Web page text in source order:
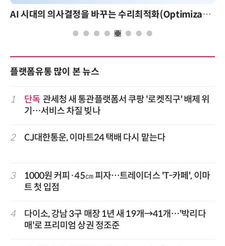
AI 시대의 의사결정을 바꾸는 수리최적화(Optimization): 실제 산업 적용 사례와 활용 전략
플랫폼유통 많이 본 뉴스
1 단독 관세청 새 통관플랫폼서 쿠팡 '로켓직구' 배제 위
기…서비스 차질 빚나
2 CJ대한통운, 이마트24 택배 다시 맡는다
3
1000원 커피·45㎝ 피자…트레이더스 'T-카페', 이마
트 첫 입점
4
다이소, 강남 3구 매장 1년 새 19개→41개…'박리다
매'로 프리미엄 상권 정조준